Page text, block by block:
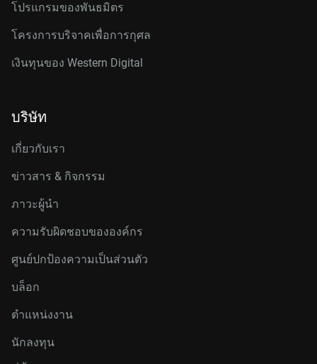
โปรแกรมของพันธมิตร
โครงการบริจาคเพื่อการกุศล
เงินทุนของ Western Digital
บริษัท
เกี่ยวกับเรา
ข่าวสาร & กิจกรรม
ภาวะผู้นำ
ความรับผิดชอบขององค์กร
ศูนย์ปกป้องความเป็นส่วนตัว
บล็อก
ตำแหน่งงาน
นักลงทุน